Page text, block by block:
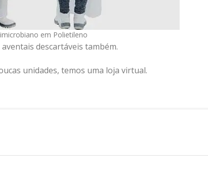
em Polietileno
descartáveis também.
unidades, temos uma loja virtual.